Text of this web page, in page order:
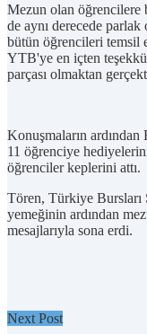
Mezun olan öğrencilere
de aynı derecede
bütün öğrencileri temsil
YTB'ye en içten
parçası olmaktan
Konuşmaların
11 öğrenciye
öğrenciler keplerini attı.
Tören, Türkiye
yemeğinin ardından
mesajlarıyla sona erdi.
Next Post